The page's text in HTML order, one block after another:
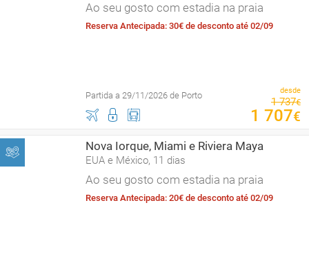
Ao seu gosto com estadia na praia
Reserva Antecipada: 30€ de desconto até 02/09
Partida a 29/11/2026 de Porto desde
1 737€
1 707€
Nova Iorque, Miami e Riviera Maya
EUA e México, 11 dias
Ao seu gosto com estadia na praia
Reserva Antecipada: 20€ de desconto até 02/09